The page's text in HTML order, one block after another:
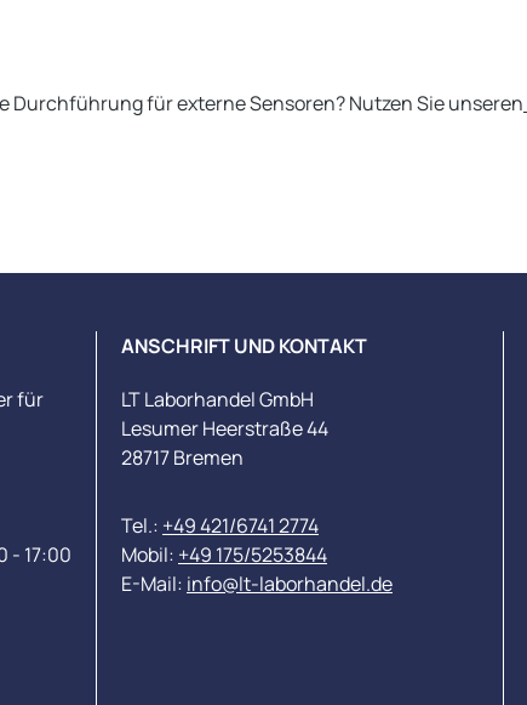
Durchführung für externe Sensoren? Nutzen Sie unseren
für
- 17:00
ANSCHRIFT UND KONTAKT
LT Laborhandel GmbH
Lesumer Heerstraße 44
28717 Bremen
Tel.: +49 421/6741 2774
Mobil: +49 175/5253844
E-Mail: info@lt-laborhandel.de